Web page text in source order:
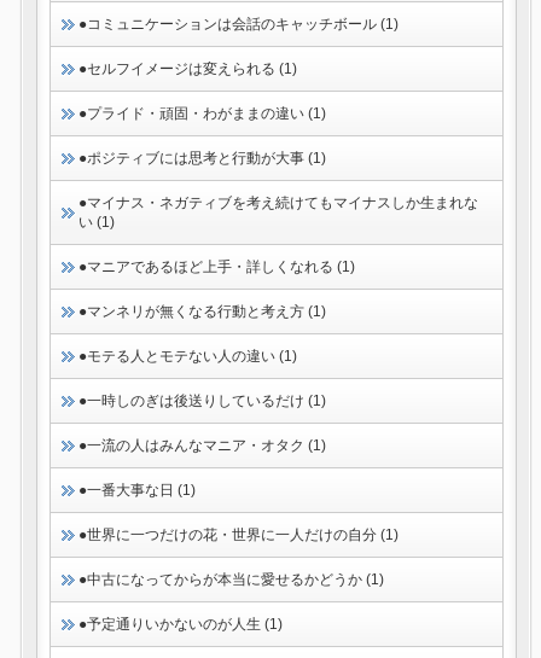
●コミュニケーションは会話のキャッチボール (1)
●セルフイメージは変えられる (1)
●プライド・頑固・わがままの違い (1)
●ポジティブには思考と行動が大事 (1)
●マイナス・ネガティブを考え続けてもマイナスしか生まれな
い (1)
●マニアであるほど上手・詳しくなれる (1)
●マンネリが無くなる行動と考え方 (1)
●モテる人とモテない人の違い (1)
●一時しのぎは後送りしているだけ (1)
●一流の人はみんなマニア・オタク (1)
●一番大事な日 (1)
●世界に一つだけの花・世界に一人だけの自分 (1)
●中古になってからが本当に愛せるかどうか (1)
●予定通りいかないのが人生 (1)